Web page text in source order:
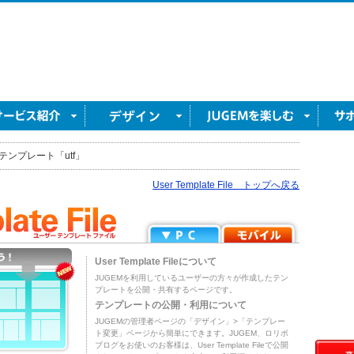
ンプレート「utf」
User Template File トップへ戻る
User Template Fileについて
JUGEMを利用しているユーザーの方々が作成したテン
プレートを公開・共有するページです。
テンプレートの公開・利用について
JUGEMの管理者ページの「デザイン」>「テンプレー
ト変更」ページから簡単にできます。JUGEM、ロリポ
ブログをお使いのお客様は、User Template Fileで公開